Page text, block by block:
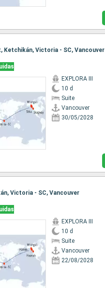
Ketchikán, Victoria - SC, Vancouver
EXPLORA III
10 d
Suite
Vancouver
30/05/2028
Victoria - SC, Vancouver
EXPLORA III
10 d
Suite
Vancouver
22/08/2028